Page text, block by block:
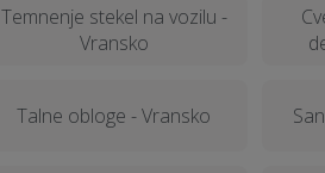
Temnenje stekel na vozilu -
Vransko
Talne obloge - Vransko